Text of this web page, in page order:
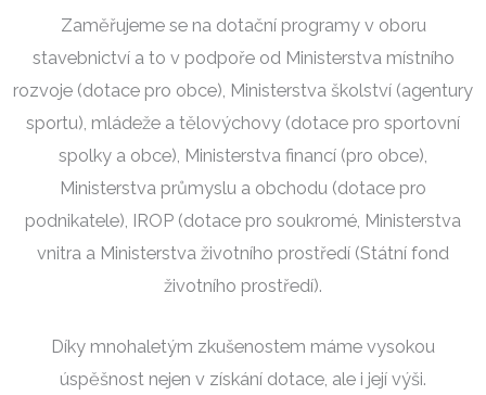
Zaměřujeme se na dotační programy v oboru
stavebnictví a to v podpoře od Ministerstva místního
rozvoje (dotace pro obce), Ministerstva školství (agentury
sportu), mládeže a tělovýchovy (dotace pro sportovní
spolky a obce), Ministerstva financí (pro obce),
Ministerstva průmyslu a obchodu (dotace pro
podnikatele), IROP (dotace pro soukromé, Ministerstva
vnitra a Ministerstva životního prostředí (Státní fond
životního prostředí).
Díky mnohaletým zkušenostem máme vysokou
úspěšnost nejen v získání dotace, ale i její výši.